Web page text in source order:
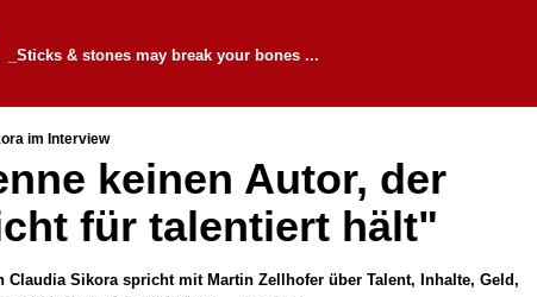
_Sticks & stones may break your bones ...
im Interview
keinen Autor, der
für talentiert hält"
Claudia Sikora spricht mit Martin Zellhofer über Talent, Inhalte, Geld,